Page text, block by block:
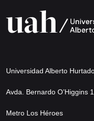
Universidad Alberto
Avda. Bernardo O’Higgins
Metro Los Héroes